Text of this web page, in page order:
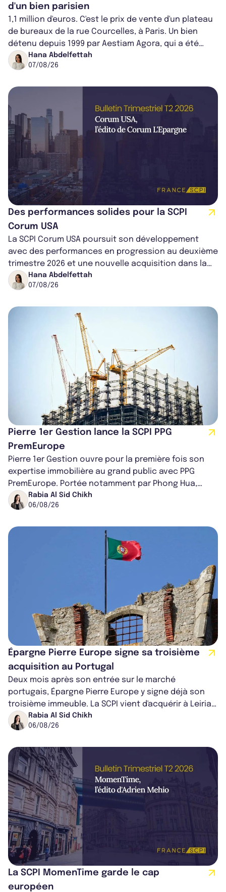
d'un bien parisien
1,1 million d'euros. C'est le prix de vente d'un plateau
de bureaux de la rue Courcelles, à Paris. Un bien
détenu depuis 1999 par Aestiam Agora, qui a été
cédé avec une plus-value...
Hana Abdelfettah
07/08/26
Des performances solides pour la SCPI
Corum USA
La SCPI Corum USA poursuit son développement
avec des performances en progression au deuxième
trimestre 2026 et une nouvelle acquisition dans la
région de Chicago. Entre hausse de...
Hana Abdelfettah
07/08/26
Pierre 1er Gestion lance la SCPI PPG
PremEurope
Pierre 1er Gestion ouvre pour la première fois son
expertise immobilière au grand public avec PPG
PremEurope. Portée notamment par Phong Hua,
ancien directeur des investissements d...
Rabia Al Sid Chikh
06/08/26
Épargne Pierre Europe signe sa troisième
acquisition au Portugal
Deux mois après son entrée sur le marché
portugais, Épargne Pierre Europe y signe déjà son
troisième immeuble. La SCPI vient d'acquérir à Leiria,
dans le centre du pays, un établis...
Rabia Al Sid Chikh
06/08/26
La SCPI MomenTime garde le cap
européen